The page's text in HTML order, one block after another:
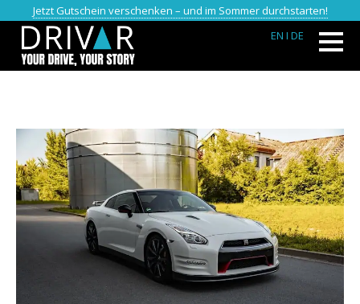
Jetzt Gutschein verschenken – und im Sommer durchstarten!
EN I DE